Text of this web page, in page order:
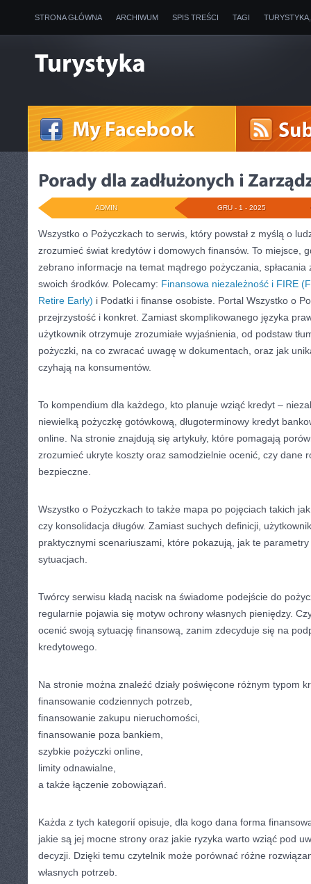
STRONA GŁÓWNA ARCHIWUM SPIS TREŚCI TAGI
GRU - 1 - 2025
ADMIN
Wszystko o Pożyczkach to serwis, który powstał z myślą o
zrozumieć świat kredytów i domowych finansów. To miejsce,
zebrano informacje na temat mądrego pożyczania,
swoich środków. Polecamy: Finansowa niezależność i FIRE
Retire Early) i Podatki i finanse osobiste. Portal Wszystko o
przejrzystość i konkret. Zamiast skomplikowanego języka
użytkownik otrzymuje zrozumiałe wyjaśnienia, od podstaw
pożyczki, na co zwracać uwagę w dokumentach, oraz jak
czyhają na konsumentów.
To kompendium dla każdego, kto planuje wziąć kredyt –
niewielką pożyczkę gotówkową, długoterminowy kredyt
online. Na stronie znajdują się artykuły, które pomagają
zrozumieć ukryte koszty oraz samodzielnie ocenić, czy dane
bezpieczne.
Wszystko o Pożyczkach to także mapa po pojęciach takich
czy konsolidacja długów. Zamiast suchych definicji,
praktycznymi scenariuszami, które pokazują, jak te parametry
sytuacjach.
Twórcy serwisu kładą nacisk na świadome podejście do
regularnie pojawia się motyw ochrony własnych pieniędzy.
ocenić swoją sytuację finansową, zanim zdecyduje się na
kredytowego.
Na stronie można znaleźć działy poświęcone różnym typom
finansowanie codziennych potrzeb,
finansowanie zakupu nieruchomości,
finansowanie poza bankiem,
szybkie pożyczki online,
limity odnawialne,
a także łączenie zobowiązań.
Każda z tych kategorií opisuje, dla kogo dana forma
jakie są jej mocne strony oraz jakie ryzyka warto wziąć pod
decyzji. Dzięki temu czytelnik może porównać różne
własnych potrzeb.